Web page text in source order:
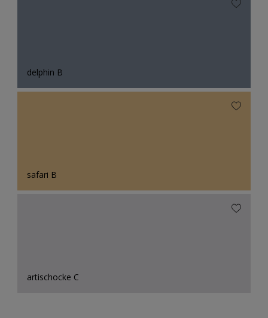
delphin B
safari B
artischocke C